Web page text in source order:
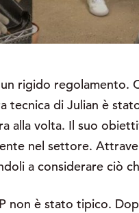
rigido
di Julian è
alla volta. Il suo
nel settore.
a considerare ciò
è stato tipico.